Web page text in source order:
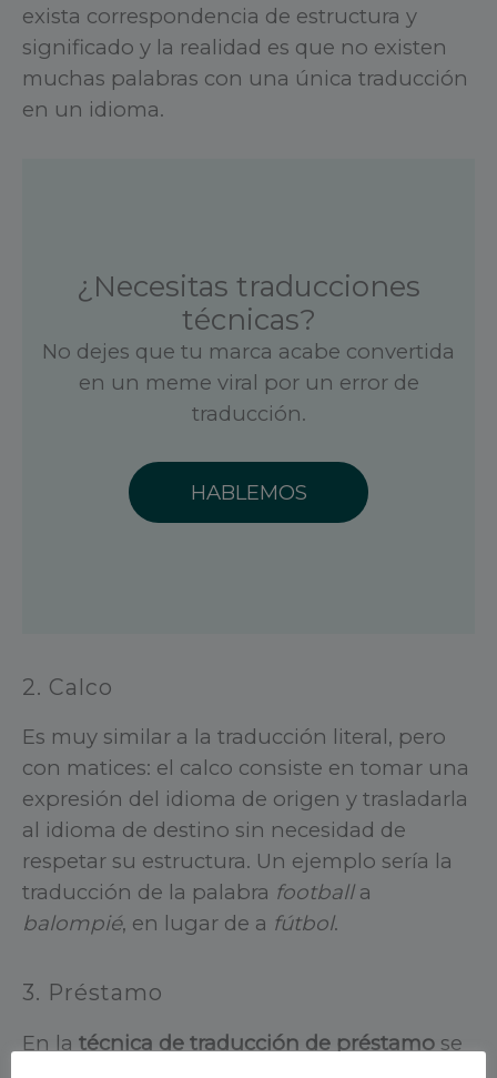
exista correspondencia de estructura y
significado y la realidad es que no existen
muchas palabras con una única traducción
en un idioma.
¿Necesitas traducciones
técnicas?
No dejes que tu marca acabe convertida
en un meme viral por un error de
traducción.
HABLEMOS
2. Calco
Es muy similar a la traducción literal, pero
con matices: el calco consiste en tomar una
expresión del idioma de origen y trasladarla
al idioma de destino sin necesidad de
respetar su estructura. Un ejemplo sería la
traducción de la palabra footballa
balompié, en lugar de a fútbol.
3. Préstamo
En la técnica de traducción de préstamose